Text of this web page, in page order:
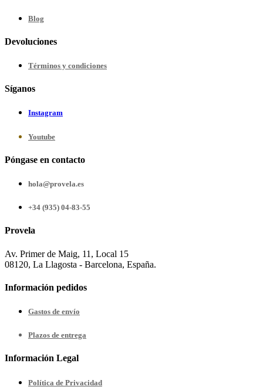
Blog
Devoluciones
Términos y condiciones
Síganos
Instagram
Youtube
Póngase en contacto
hola@provela.es
+34 (935) 04-83-55
Provela
Av. Primer de Maig, 11, Local 15
08120, La Llagosta - Barcelona, España.
Información pedidos
Gastos de envío
Plazos de entrega
Información Legal
Política de Privacidad